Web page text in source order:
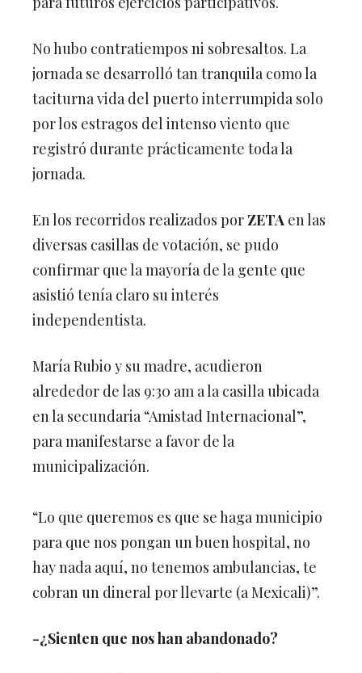
No hubo contratiempos ni sobresaltos. La
jornada se desarrolló tan tranquila como la
taciturna vida del puerto interrumpida solo
por los estragos del intenso viento que
registró durante prácticamente toda la
jornada.
En los recorridos realizados por ZETA en las
diversas casillas de votación, se pudo
confirmar que la mayoría de la gente que
asistió tenía claro su interés
independentista.
María Rubio y su madre, acudieron
alrededor de las 9:30 am a la casilla ubicada
en la secundaria “Amistad Internacional”,
para manifestarse a favor de la
municipalización.
“Lo que queremos es que se haga municipio
para que nos pongan un buen hospital, no
hay nada aquí, no tenemos ambulancias, te
cobran un dineral por llevarte (a Mexicali)”.
-¿Sienten que nos han abandonado?